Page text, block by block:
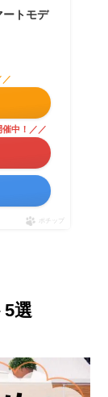
トモデ
／
中！／／
ポチップ
選